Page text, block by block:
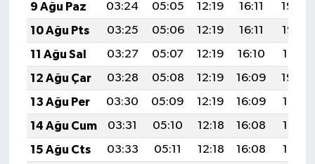
9 Ağu Paz
03:24 05:05 12:19 16:11
19:24
10 Ağu Pts
03:25 05:06 12:19 16:11
19:23
11 Ağu Sal
03:27 05:07 12:19 16:10
19:21
12 Ağu Çar
03:28 05:08 12:19 16:09
19:20
13 Ağu Per
03:30 05:09 12:19 16:09
19:19
14 Ağu Cum
03:31 05:10 12:18 16:08
19:17
15 Ağu Cts
03:33 05:11 12:18 16:08
19:16